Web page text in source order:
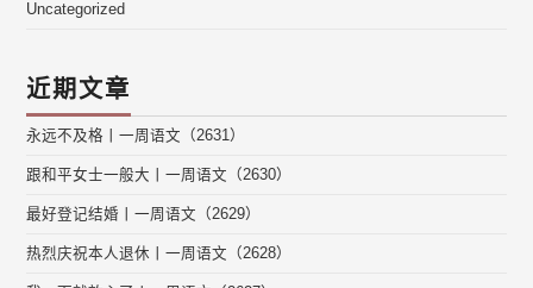
Uncategorized
近期文章
永远不及格丨一周语文（2631）
跟和平女士一般大丨一周语文（2630）
最好登记结婚丨一周语文（2629）
热烈庆祝本人退休丨一周语文（2628）